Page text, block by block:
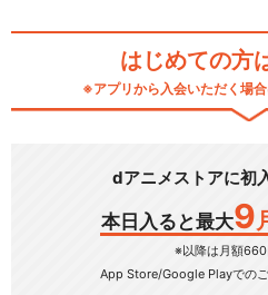
はじめての方
※アプリから入会いただく場
dアニメストアに初
本日入ると最大9
※以降は月額660
App Store/Google Playでの